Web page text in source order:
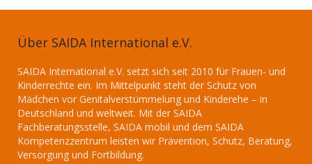
Über SAIDA International e.V.
SAIDA International e.V. setzt sich seit 2010 für Frauen- und
Kinderrechte ein. Im Mittelpunkt steht der Schutz von
Mädchen vor Genitalverstümmelung und Kinderehe – in
Deutschland und weltweit. Mit der SAIDA
Fachberatungsstelle, SAIDA mobil und dem SAIDA
Kompetenzzentrum leisten wir Prävention, Schutz, Beratung,
Versorgung und Fortbildung.